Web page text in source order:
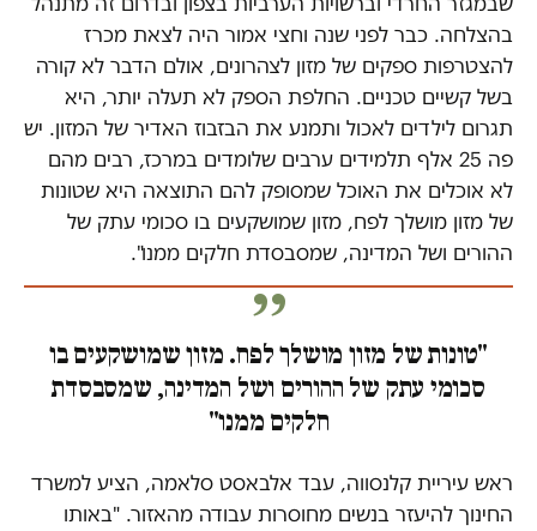
בהצלחה. כבר לפני שנה וחצי אמור היה לצאת מכרז
להצטרפות ספקים של מזון לצהרונים, אולם הדבר לא קורה
בשל קשיים טכניים. החלפת הספק לא תעלה יותר, היא
תגרום לילדים לאכול ותמנע את הבזבוז האדיר של המזון. יש
פה 25 אלף תלמידים ערבים שלומדים במרכז, רבים מהם
לא אוכלים את האוכל שמסופק להם התוצאה היא שטונות
של מזון מושלך לפח, מזון שמושקעים בו סכומי עתק של
ההורים ושל המדינה, שמסבסדת חלקים ממנו".
"טונות של מזון מושלך לפח. מזון שמושקעים בו
סכומי עתק של ההורים ושל המדינה, שמסבסדת
חלקים ממנו"
ראש עיריית קלנסווה, ​עבד אלבאסט סלאמה, הציע למשרד
החינוך להיעזר בנשים מחוסרות עבודה מהאזור. "באותו